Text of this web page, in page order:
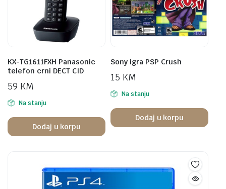
KX-TG1611FXH Panasonic
telefon crni DECT CID
59 KM
Na stanju
Dodaj u korpu
Sony igra PSP Crush
15 KM
Na stanju
Dodaj u korpu